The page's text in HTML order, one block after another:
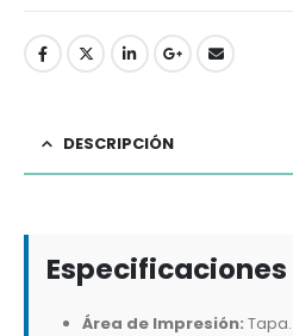
DESCRIPCIÓN
Área de Impresión: Tapa.